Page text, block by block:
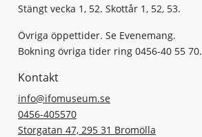
Stängt vecka 1, 52. Skottår 1, 52, 53.
Övriga öppettider. Se Evenemang.
Bokning övriga tider ring 0456-40 55 70.
Kontakt
info@ifomuseum.se
0456-405570
Storgatan 47, 295 31 Bromölla